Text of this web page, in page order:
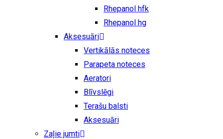
Rhepanol hfk
Rhepanol hg
Aksesuāri
Vertikālās noteces
Parapeta noteces
Aeratori
Blīvslēgi
Terašu balsti
Aksesuāri
Zaļie jumti